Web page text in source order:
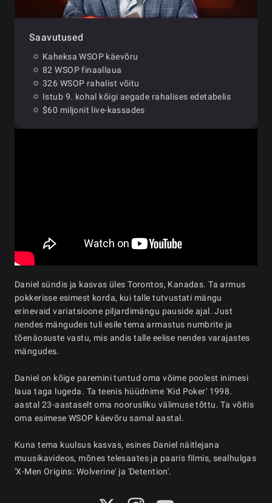
Saavutused
Kaheksa WSOP käevõru
82 WSOP finaallaua
326 WSOP rahalist võitu
Istub 9. kohal kõigi aegade rahalises edetabelis
$60 miljonit live-kassades
Daniel sündis ja kasvas üles Torontos, Kanadas. Ta armus
pokkerisse esimest korda, kui talle tutvustati mängu
erinevaid variatsioone piljardimängu pauside ajal. Just
nendes mängudes tuli esile tema armastus numbrite ja
tõenäosuste vastu, mis andis talle eelise nendes varajastes
mängudes.
Daniel on kõige paremini tuntud oma võime poolest inimesi
laua taga lugeda. Ta teenis hüüdnime 'Kid Poker' 1998.
aastal 23-aastaselt oma noorusliku välimuse tõttu. Ta võitis
oma esimese WSOP käevõru samal aastal.
Kuna tema kuulsus kasvas, esines Daniel näitlejana
muusikavideos, mõnes telesaates ja paaris filmis, sealhulgas
'X-Men Origins: Wolverine' ja 'Detention'.